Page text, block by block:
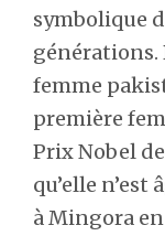
symbolique
générations.
femme
première
Prix Nobel
qu’elle n’est
à Mingora